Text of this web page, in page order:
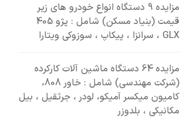
مزایده 9 دستگاه انواع خودرو های زیر
قیمت (بنیاد مسکن) شامل : پژو 405
GLX ، سرانزا ، پیکاپ ، سوزوکی ویتارا
مزایده 64 دستگاه ماشین آلات کارکرده
(شرکت مهندسی) شامل : خاور 808،
کامیون میکسر آمیکو، لودر ، جرثقیل ، بیل
مکانیکی ، بلدوزر